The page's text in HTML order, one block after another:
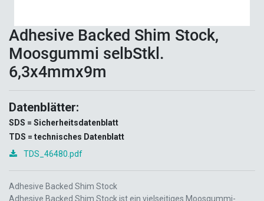
Adhesive Backed Shim Stock,
Moosgummi selbStkl.
6,3x4mmx9m
Datenblätter:
SDS = Sicherheitsdatenblatt
TDS = technisches Datenblatt
TDS_46480.pdf
Adhesive Backed Shim Stock
Adhesive Backed Shim Stock ist ein vielseitiges Moosgummi-